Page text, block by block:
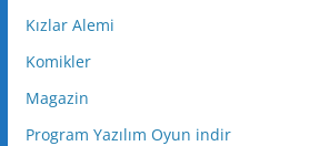
Kızlar Alemi
Komikler
Magazin
Program Yazılım Oyun indir